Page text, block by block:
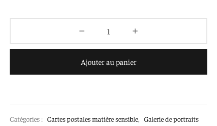
Ajouter au panier
Catégories : Cartes postales matière sensible, Galerie de portraits